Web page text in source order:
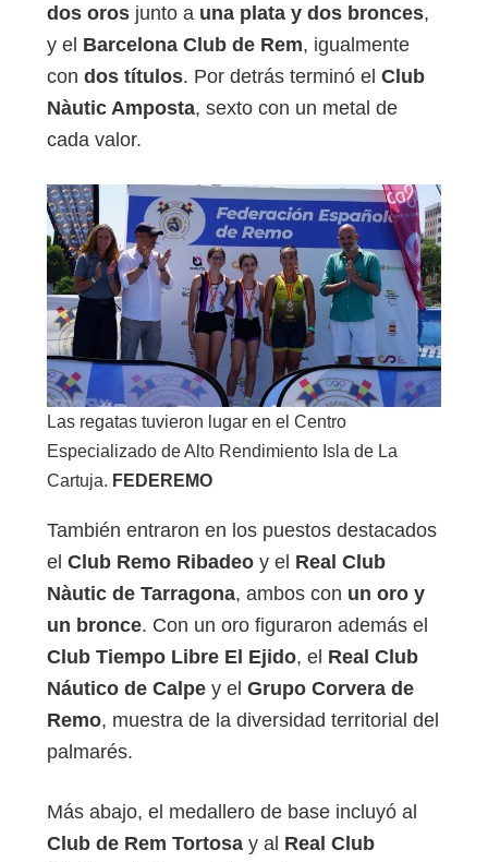
dos oros junto a una plata y dos bronces,
y el Barcelona Club de Rem, igualmente
con dos títulos. Por detrás terminó el Club
Nàutic Amposta, sexto con un metal de
cada valor.
Las regatas tuvieron lugar en el Centro
Especializado de Alto Rendimiento Isla de La
Cartuja. FEDEREMO
También entraron en los puestos destacados
el Club Remo Ribadeo y el Real Club
Nàutic de Tarragona, ambos con un oro y
un bronce. Con un oro figuraron además el
Club Tiempo Libre El Ejido, el Real Club
Náutico de Calpe y el Grupo Corvera de
Remo, muestra de la diversidad territorial del
palmarés.
Más abajo, el medallero de base incluyó al
Club de Rem Tortosa y al Real Club